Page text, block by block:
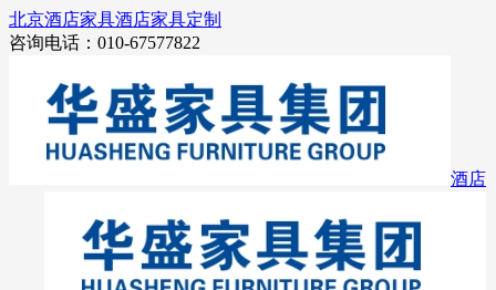
北京酒店家具酒店家具定制
咨询电话：010-67577822
酒店